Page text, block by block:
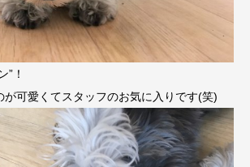
”！
が可愛くてスタッフのお気に入りです(笑)